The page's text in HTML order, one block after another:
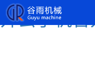
开云手机官